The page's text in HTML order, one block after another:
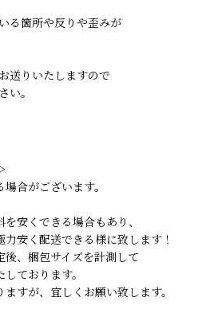
る箇所や反りや歪みが
送りいたしますので
い。
合がございます。
安くできる場合もあり、
安く配送できる様に致します！
、梱包サイズを計測して
ております。
すが、宜しくお願い致します。